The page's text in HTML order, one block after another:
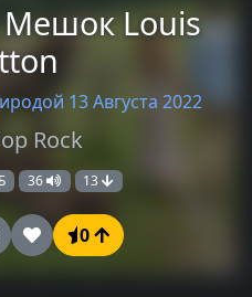
Мешок Louis
13 Августа 2022
Rock
36 13
0